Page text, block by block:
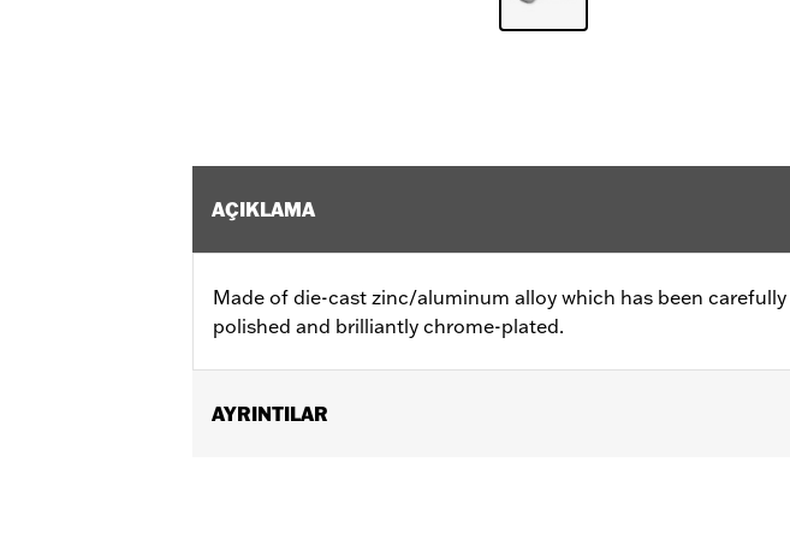
AÇIKLAMA
Made of die-cast zinc/aluminum alloy which has been carefully
polished and brilliantly chrome-plated.
AYRINTILAR